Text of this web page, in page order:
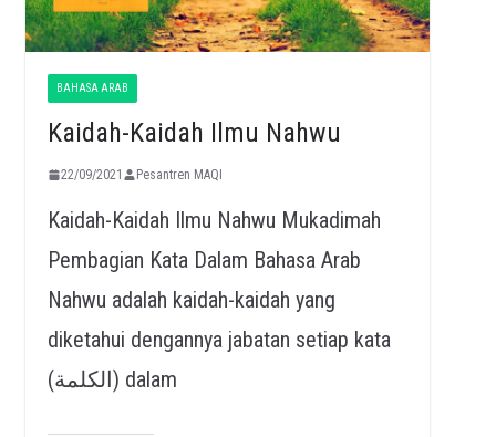
BAHASA ARAB
Kaidah-Kaidah Ilmu Nahwu
22/09/2021 Pesantren MAQI
Kaidah-Kaidah Ilmu Nahwu Mukadimah
Pembagian Kata Dalam Bahasa Arab
Nahwu adalah kaidah-kaidah yang
diketahui dengannya jabatan setiap kata
(الكلمة) dalam